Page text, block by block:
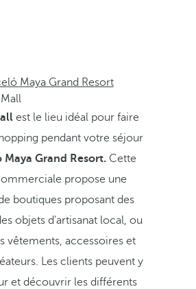
Maya Grand Resort
est le lieu idéal pour faire
pendant votre séjour
Maya Grand Resort. Cette
propose une
boutiques proposant des
objets d'artisanat local, ou
vêtements, accessoires et
Les clients peuvent y
et découvrir les différents